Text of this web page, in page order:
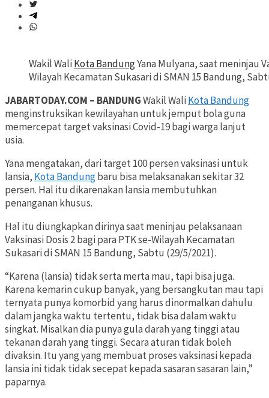
Wakil WaliKota BandungYana Mulyana, saat meninjau
Wilayah Kecamatan Sukasari di SMAN 15 Bandung,
JABARTODAY.COM – BANDUNGWakil WaliKota Bandung
menginstruksikan kewilayahan untuk jemput bola guna
memercepat target vaksinasi Covid-19 bagi warga lanjut
usia.
Yana mengatakan, dari target 100 persen vaksinasi untuk
lansia, Kota Bandungbaru bisa melaksanakan sekitar 32
persen. Hal itu dikarenakan lansia membutuhkan
penanganan khusus.
Hal itu diungkapkan dirinya saat meninjau pelaksanaan
Vaksinasi Dosis 2 bagi para PTK se-Wilayah Kecamatan
Sukasari di SMAN 15 Bandung, Sabtu (29/5/2021).
“Karena (lansia) tidak serta merta mau, tapi bisa juga.
Karena kemarin cukup banyak, yang bersangkutan mau tapi
ternyata punya komorbid yang harus dinormalkan dahulu
dalam jangka waktu tertentu, tidak bisa dalam waktu
singkat. Misalkan dia punya gula darah yang tinggi atau
tekanan darah yang tinggi. Secara aturan tidak boleh
divaksin. Itu yang yang membuat proses vaksinasi kepada
lansia ini tidak tidak secepat kepada sasaran sasaran lain,”
paparnya.